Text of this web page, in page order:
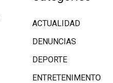
ACTUALIDAD
DENUNCIAS
DEPORTE
ENTRETENIMENTO